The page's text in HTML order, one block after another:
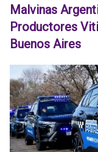
Malvinas
Productores
Buenos Aires